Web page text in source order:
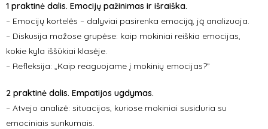
1 praktinė dalis. Emocijų pažinimas ir išraiška.
– Emocijų kortelės – dalyviai pasirenka emociją, ją analizuoja.
– Diskusija mažose grupėse: kaip mokiniai reiškia emocijas,
kokie kyla iššūkiai klasėje.
– Refleksija: „Kaip reaguojame į mokinių emocijas?”
2 praktinė dalis. Empatijos ugdymas.
– Atvejo analizė: situacijos, kuriose mokiniai susiduria su
emociniais sunkumais.